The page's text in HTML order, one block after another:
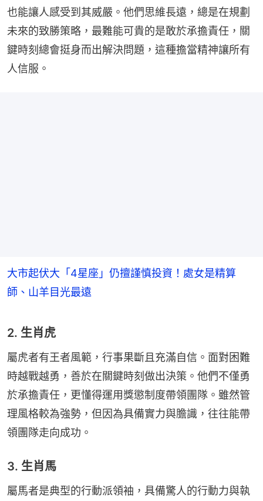
也能讓人感受到其威嚴。他們思維長遠，總是在規劃
未來的致勝策略，最難能可貴的是敢於承擔責任，關
鍵時刻總會挺身而出解決問題，這種擔當精神讓所有
人信服。
大市起伏大「4星座」仍擅謹慎投資！處女是精算
師、山羊目光最遠
2. 生肖虎
屬虎者有王者風範，行事果斷且充滿自信。面對困難
時越戰越勇，善於在關鍵時刻做出決策。他們不僅勇
於承擔責任，更懂得運用獎懲制度帶領團隊。雖然管
理風格較為強勢，但因為具備實力與膽識，往往能帶
領團隊走向成功。
3. 生肖馬
屬馬者是典型的行動派領袖，具備驚人的行動力與執